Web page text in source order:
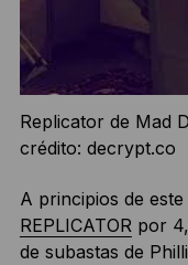
Replicator de Mad
crédito: decrypt.co
A principios de
REPLICATORpor
de subastas de